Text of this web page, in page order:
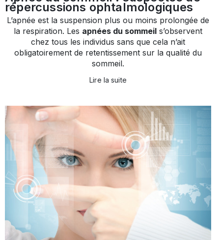
répercussions ophtalmologiques
L’apnée est la suspension plus ou moins prolongée de
la respiration. Les apnées du sommeil s’observent
chez tous les individus sans que cela n’ait
obligatoirement de retentissement sur la qualité du
sommeil.
Lire la suite